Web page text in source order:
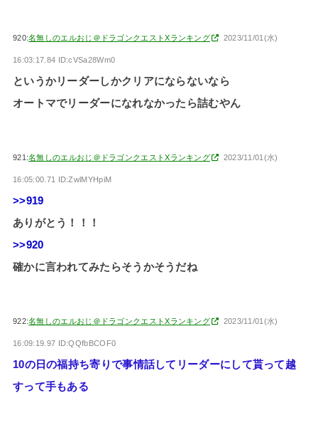
920:名無しのエルおじ＠ドラゴンクエストXランキング 2023/11/01(水)
16:03:17.84 ID:cVSa28Wm0
というかリーダーしかクリアにならないなら
オートマでリーダーになれなかったら詰むやん
921:名無しのエルおじ＠ドラゴンクエストXランキング 2023/11/01(水)
16:05:00.71 ID:ZwlMYHpiM
>>919
ありがとう！！！
>>920
確かに言われてみたらそうかそうだね
922:名無しのエルおじ＠ドラゴンクエストXランキング 2023/11/01(水)
16:09:19.97 ID:QQfbBCOF0
10の日の福持ち寄りで事情話してリーダーにして貰って越
すって手もある